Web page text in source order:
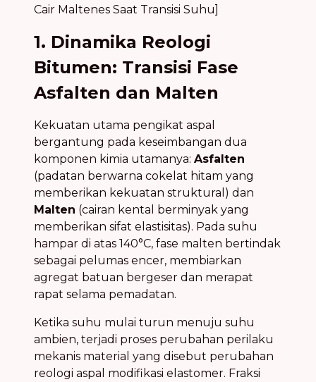
Cair Maltenes Saat Transisi Suhu]
1. Dinamika Reologi
Bitumen: Transisi Fase
Asfalten dan Malten
Kekuatan utama pengikat aspal
bergantung pada keseimbangan dua
komponen kimia utamanya: Asfalten
(padatan berwarna cokelat hitam yang
memberikan kekuatan struktural) dan
Malten (cairan kental berminyak yang
memberikan sifat elastisitas). Pada suhu
hampar di atas 140°C, fase malten bertindak
sebagai pelumas encer, membiarkan
agregat batuan bergeser dan merapat
rapat selama pemadatan.
Ketika suhu mulai turun menuju suhu
ambien, terjadi proses perubahan perilaku
mekanis material yang disebut perubahan
reologi aspal modifikasi elastomer. Fraksi